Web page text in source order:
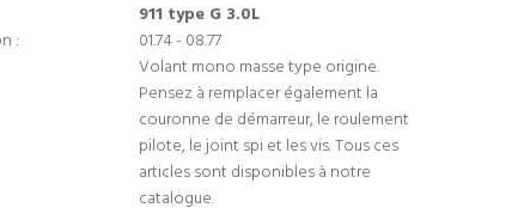
911 type G 3.0L
:
01.74 - 08.77
Volant mono masse type origine.
Pensez à remplacer également la
couronne de démarreur, le roulement
pilote, le joint spi et les vis. Tous ces
articles sont disponibles à notre
catalogue.